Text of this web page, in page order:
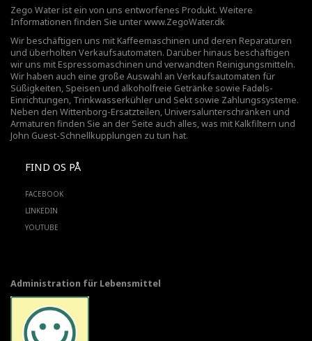
Zego Water ist ein von uns entworfenes Produkt. Weitere
Informationen finden Sie unterwww.ZegoWater.dk
Wir beschäftigen uns mit Kaffeemaschinen und deren Reparaturen
und überholten Verkaufsautomaten. Darüber hinaus beschäftigen
wir uns mit Espressomaschinen und verwandten Reinigungsmitteln.
Wir haben auch eine große Auswahl an Verkaufsautomaten für
Süßigkeiten, Speisen und alkoholfreie Getränke sowie Fadøls-
Einrichtungen, Trinkwasserkühler und Sekt sowie Zahlungssysteme.
Neben den Wittenborg-Ersatzteilen, Universalunterschränken und
Armaturen finden Sie an der Seite auch alles, was mit Kalkfiltern und
John Guest-Schnellkupplungen zu tun hat.
FIND OS PÅ
FACEBOOK
LINKEDIN
YOUTUBE
Administration für Lebensmittel